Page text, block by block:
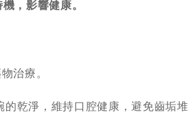
，影響健康。
治療。
乾淨，維持口腔健康，避免齒垢堆